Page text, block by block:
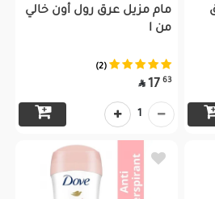
مام مزيل عرق رول أون خالي
من ا
(2)
63
17

1